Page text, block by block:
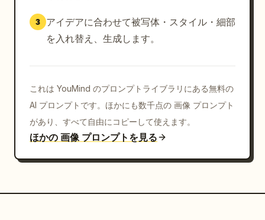
3
アイデアに合わせて被写体・スタイル・細部
を入れ替え、生成します。
これは YouMind のプロンプトライブラリにある無料の
AI プロンプトです。ほかにも数千点の 画像 プロンプト
があり、すべて自由にコピーして使えます。
ほかの 画像 プロンプトを見る